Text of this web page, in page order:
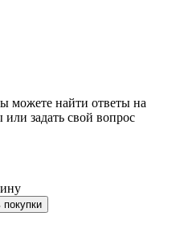
можете найти ответы на
задать свой вопрос